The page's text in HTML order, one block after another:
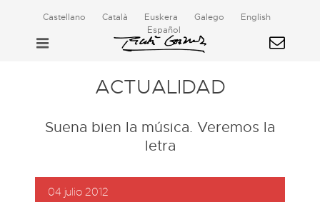
Castellano Català Euskera Galego
English
Español
ACTUALIDAD
Suena bien la música. Veremos la
letra
04 julio 2012